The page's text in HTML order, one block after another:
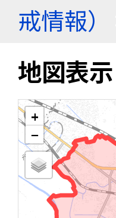
戒情報）
地図表示
+
−